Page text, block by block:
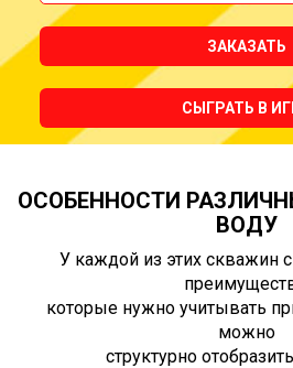
ЗАКАЗАТЬ
СЫГРАТЬ В
ОСОБЕННОСТИ
ВОДУ
У каждой из этих скважин
которые нужно учитывать
можно
структурно